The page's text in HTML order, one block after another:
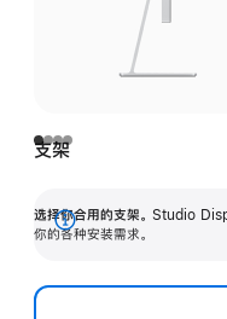
支架
选择你合用的支架。 Studio
你的各种安装需求。
展